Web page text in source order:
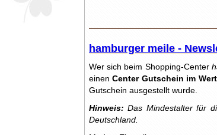
hamburger meile -
Wer sich beim Shopping-Center
einenCenter Gutschein im
Gutschein ausgestellt wurde.
Hinweis: Das Mindestalter für
Deutschland.